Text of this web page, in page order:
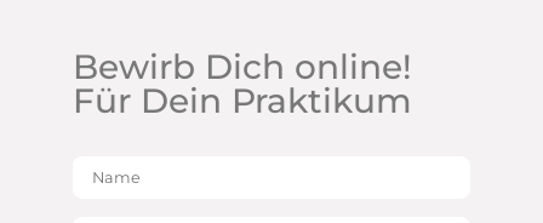
Bewirb Dich online!
Für Dein Praktikum